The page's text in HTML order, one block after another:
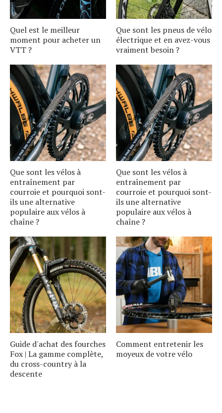
Quel est le meilleur
moment pour acheter un
VTT ?
Que sont les pneus de vélo
électrique et en avez-vous
vraiment besoin ?
Que sont les vélos à
entraînement par
courroie et pourquoi sont-
ils une alternative
populaire aux vélos à
chaîne ?
Que sont les vélos à
entraînement par
courroie et pourquoi sont-
ils une alternative
populaire aux vélos à
chaîne ?
Guide d'achat des fourches
Fox | La gamme complète,
du cross-country à la
descente
Comment entretenir les
moyeux de votre vélo